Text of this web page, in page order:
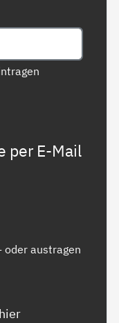
per E-Mail
oder austragen